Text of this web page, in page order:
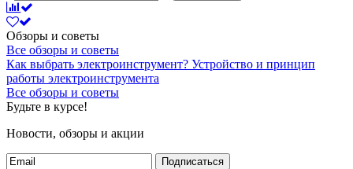
Обзоры и советы
Все обзоры и советы
Как выбрать электроинструмент? Устройство и принцип
работы электроинструмента
Все обзоры и советы
Будьте в курсе!
Новости, обзоры и акции
Подписаться